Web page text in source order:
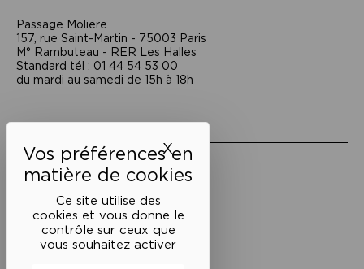
Ce site utilise des
cookies et vous donne le
contrôle sur ceux que
vous souhaitez activer
XMasquer le bandeau des
Passage Moliėre
157, rue Saint-Martin - 75003 Paris
M° Rambuteau - RER Les Halles
Standard tél : 01 44 54 53 00
du mardi au samedi de 15h à 18h
Mentions légales
Politique de confidentialité
Conditions générales de vente
Cookies